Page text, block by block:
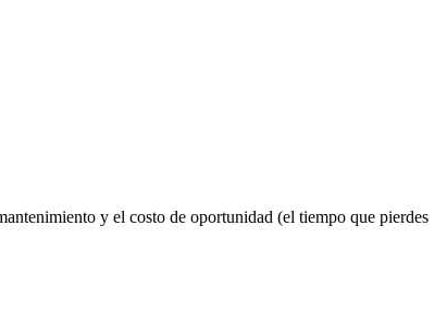
y el costo de oportunidad (el tiempo que pierdes